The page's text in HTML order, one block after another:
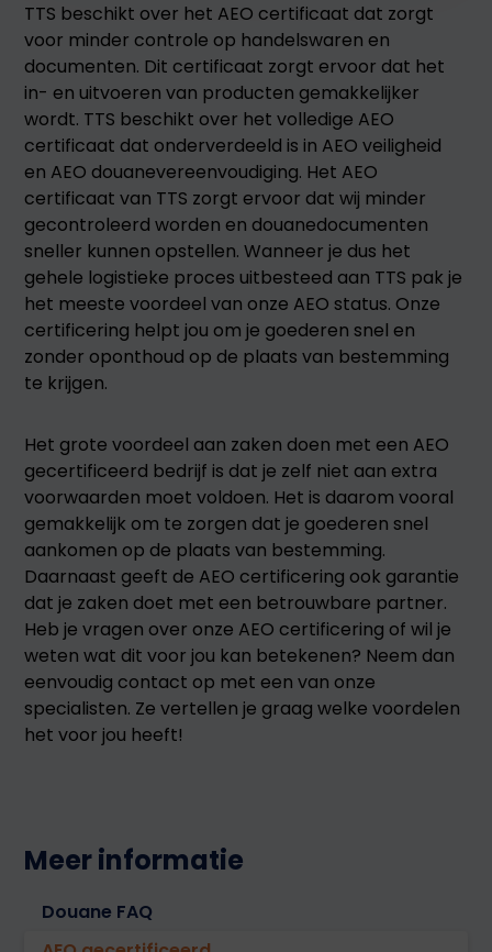
TTS beschikt over het AEO certificaat dat zorgt
voor minder controle op handelswaren en
documenten. Dit certificaat zorgt ervoor dat het
in- en uitvoeren van producten gemakkelijker
wordt. TTS beschikt over het volledige AEO
certificaat dat onderverdeeld is in AEO veiligheid
en AEO douanevereenvoudiging. Het AEO
certificaat van TTS zorgt ervoor dat wij minder
gecontroleerd worden en douanedocumenten
sneller kunnen opstellen. Wanneer je dus het
gehele logistieke proces uitbesteed aan TTS pak je
het meeste voordeel van onze AEO status. Onze
certificering helpt jou om je goederen snel en
zonder oponthoud op de plaats van bestemming
te krijgen.
Het grote voordeel aan zaken doen met een AEO
gecertificeerd bedrijf is dat je zelf niet aan extra
voorwaarden moet voldoen. Het is daarom vooral
gemakkelijk om te zorgen dat je goederen snel
aankomen op de plaats van bestemming.
Daarnaast geeft de AEO certificering ook garantie
dat je zaken doet met een betrouwbare partner.
Heb je vragen over onze AEO certificering of wil je
weten wat dit voor jou kan betekenen? Neem dan
eenvoudig contact op met een van onze
specialisten. Ze vertellen je graag welke voordelen
het voor jou heeft!
Meer informatie
Douane FAQ